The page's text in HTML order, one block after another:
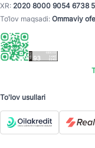
XR: 2020 8000 9054 6738
To‘lov maqsadi: Ommaviy
To'lov usullari